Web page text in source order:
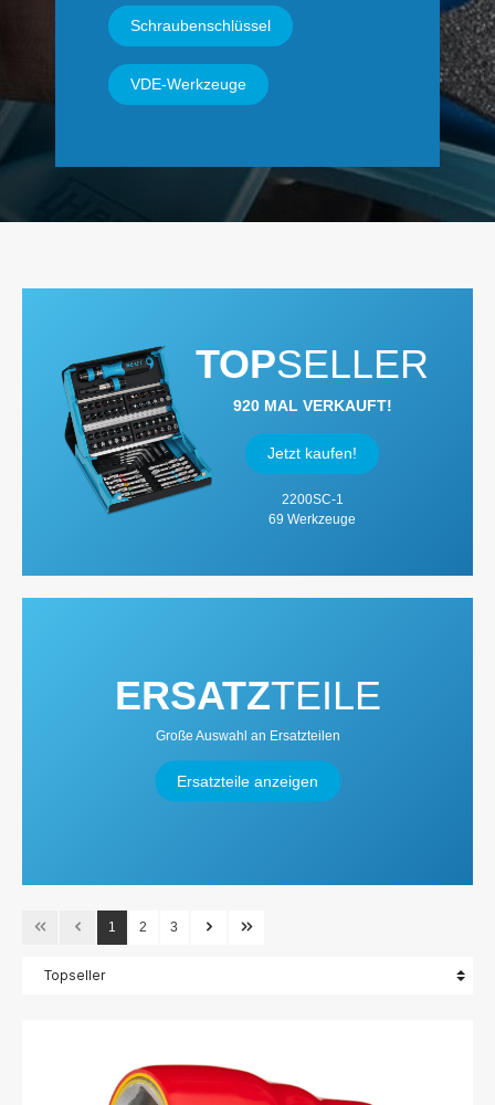
Schraubenschlüssel
VDE-Werkzeuge
TOPSELLER
920 MAL VERKAUFT!
Jetzt kaufen!
2200SC-1
69 Werkzeuge
ERSATZTEILE
Große Auswahl an Ersatzteilen
Ersatzteile anzeigen
1 2 3